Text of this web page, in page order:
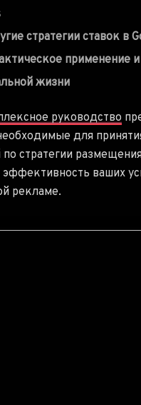
стратегии ставок в
применение
жизни
руководство
для
стратегии
ваших
рекламе.